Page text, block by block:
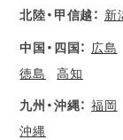
北陸・甲信越： 新
中国・四国： 広島
徳島
高知
九州・沖縄： 福岡
沖縄